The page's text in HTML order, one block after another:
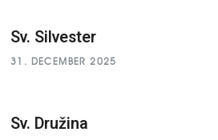
Sv. Silvester
31. DECEMBER 2025
Sv. Družina